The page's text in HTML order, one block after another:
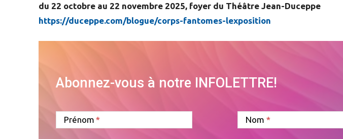
du 22 octobre au 22 novembre 2025, foyer du Théâtre Jean-Duceppe
https://duceppe.com/blogue/corps-fantomes-lexposition
Abonnez-vous à notre INFOLETTRE!
Prénom Nom